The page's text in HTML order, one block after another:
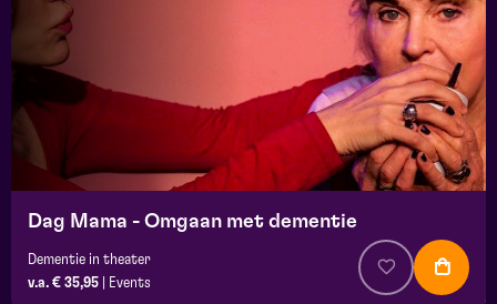
Dag Mama - Omgaan met dementie
Dementie in theater
v.a. € 35,95
Events